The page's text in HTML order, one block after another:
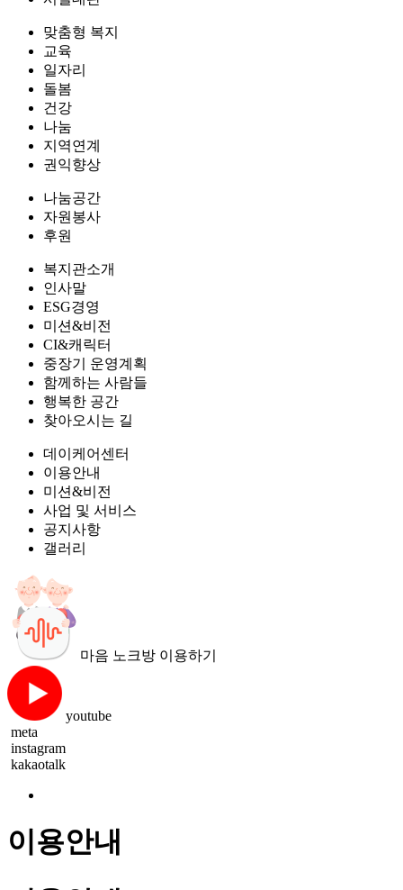
맞춤형 복지
교육
일자리
돌봄
건강
나눔
지역연계
권익향상
나눔공간
자원봉사
후원
복지관소개
인사말
ESG경영
미션&비전
CI&캐릭터
중장기 운영계획
함께하는 사람들
행복한 공간
찾아오시는 길
데이케어센터
이용안내
미션&비전
사업 및 서비스
공지사항
갤러리
마음 노크방 이용하기
youtube
meta
instagram
kakaotalk
이용안내